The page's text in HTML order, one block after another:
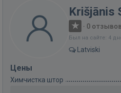
Krišjānis
· 0 отзывов
Был на сайте: 4
Latviski
Цены
Химчистка штор